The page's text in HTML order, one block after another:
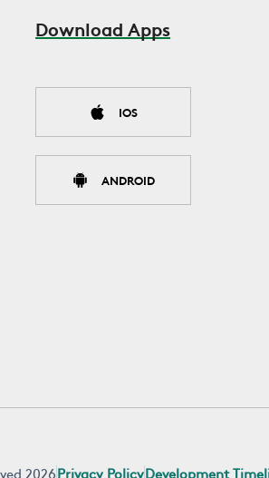
Download Apps
IOS
ANDROID
2026Privacy PolicyDevelopment